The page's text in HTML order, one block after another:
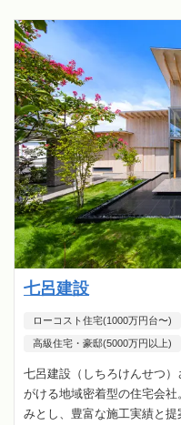
七呂建設
ローコスト住宅(1000万円台〜)
高級住宅・豪邸(5000万円以上)
七呂建設（しちろけんせつ
がける地域密着型の住宅会
みとし、豊富な施工実績と